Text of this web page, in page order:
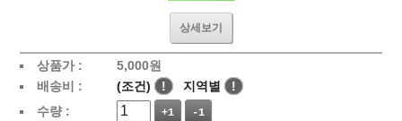
상세보기
상품가 : 5,000원
배송비 :
(조건) ! 지역별
!
수량 :
+1 -1